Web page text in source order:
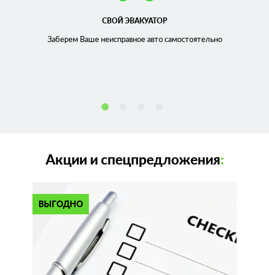
СВОЙ ЭВАКУАТОР
Заберем Ваше неисправноеавто самостоятельно
Акции и спецпредложения:
ВЫГОДНО